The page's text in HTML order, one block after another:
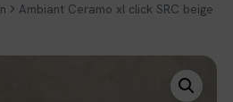
Ambiant Ceramo xl click SRC beige